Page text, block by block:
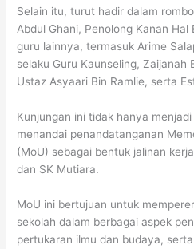
Selain itu, turut hadir dalam
Abdul Ghani, Penolong Kanan
guru lainnya, termasuk Arime
selaku Guru Kaunseling, Zaijanah
Ustaz Asyaari Bin Ramlie, serta
Kunjungan ini tidak hanya
menandai penandatanganan
(MoU) sebagai bentuk jalinan
dan SK Mutiara.
MoU ini bertujuan untuk
sekolah dalam berbagai aspek
pertukaran ilmu dan budaya,